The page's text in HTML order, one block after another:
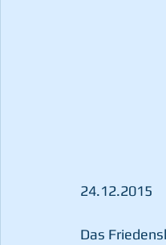
24.12.2015
Das